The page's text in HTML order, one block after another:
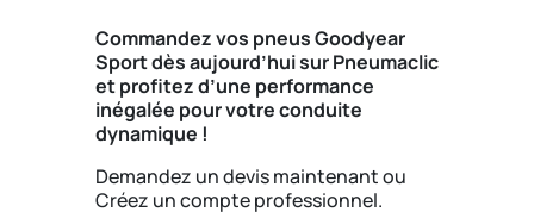
Commandez vos pneus Goodyear
Sport dès aujourd’hui sur Pneumaclic
et profitez d’une performance
inégalée pour votre conduite
dynamique !
Demandez un devis maintenant ou
Créez un compte professionnel.